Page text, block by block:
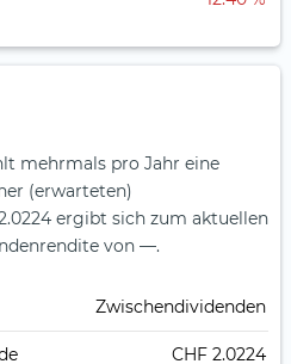
mehrmals pro Jahr eine
(erwarteten)
ergibt sich zum aktuellen
von —.
Zwischendividenden
CHF 2.0224